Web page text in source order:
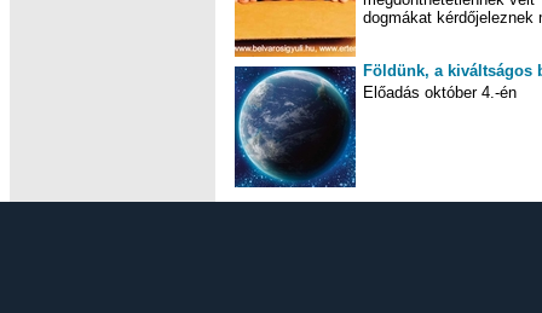
dogmákat kérdőjeleznek
Földünk, a kiváltságos
Előadás október 4.-én